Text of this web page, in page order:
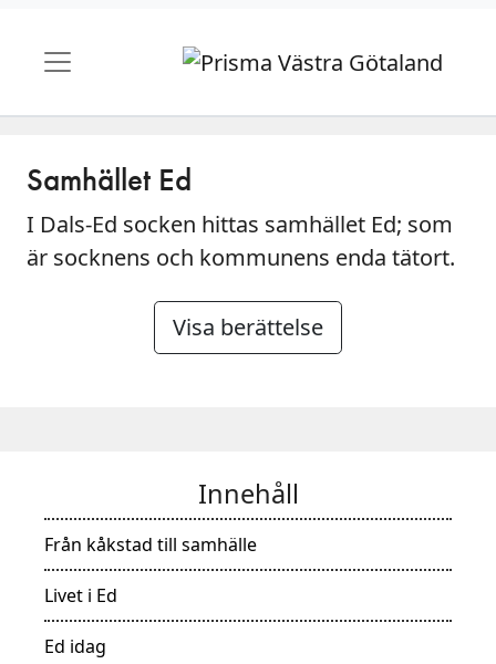
Samhället Ed
I Dals-Ed socken hittas samhället Ed; som
är socknens och kommunens enda tätort.
Visa berättelse
Innehåll
Från kåkstad till samhälle
Livet i Ed
Ed idag